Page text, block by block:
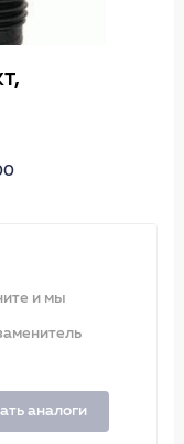
и мы
аналоги